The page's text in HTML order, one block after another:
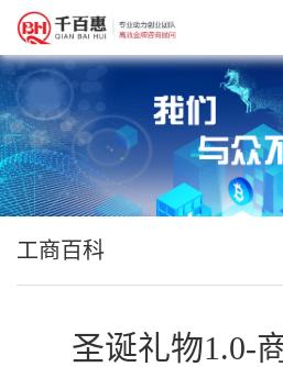
工商百科
圣诞礼物1.0-